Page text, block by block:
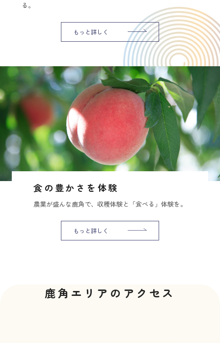
る。
もっと詳しく
食の豊かさを体験
農業が盛んな鹿角で、収穫体験と「食べる」体験を。
もっと詳しく
鹿角エリアのアクセス